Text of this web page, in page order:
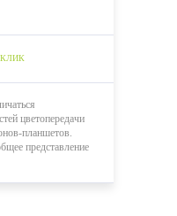
цветопередачи
планшетов.
представление